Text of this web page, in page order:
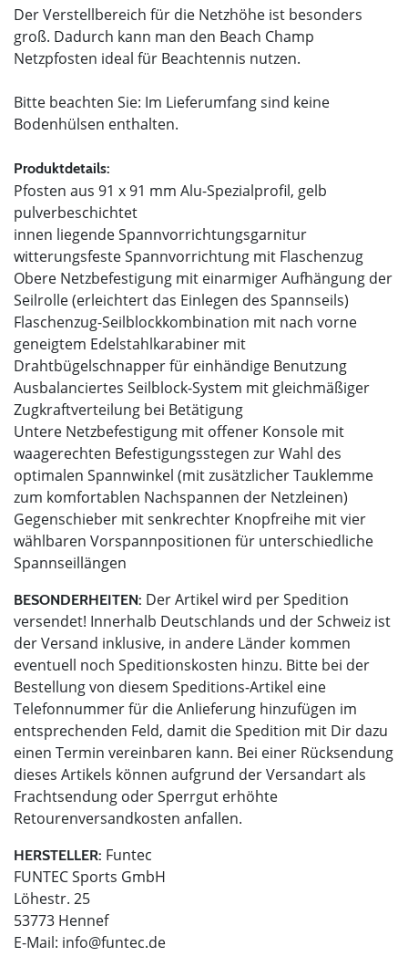
Der Verstellbereich für die Netzhöhe ist besonders
groß. Dadurch kann man den Beach Champ
Netzpfosten ideal für Beachtennis nutzen.
Bitte beachten Sie: Im Lieferumfang sind keine
Bodenhülsen enthalten.
Produktdetails:
Pfosten aus 91 x 91 mm Alu-Spezialprofil, gelb
pulverbeschichtet
innen liegende Spannvorrichtungsgarnitur
witterungsfeste Spannvorrichtung mit Flaschenzug
Obere Netzbefestigung mit einarmiger Aufhängung der
Seilrolle (erleichtert das Einlegen des Spannseils)
Flaschenzug-Seilblockkombination mit nach vorne
geneigtem Edelstahlkarabiner mit
Drahtbügelschnapper für einhändige Benutzung
Ausbalanciertes Seilblock-System mit gleichmäßiger
Zugkraftverteilung bei Betätigung
Untere Netzbefestigung mit offener Konsole mit
waagerechten Befestigungsstegen zur Wahl des
optimalen Spannwinkel (mit zusätzlicher Tauklemme
zum komfortablen Nachspannen der Netzleinen)
Gegenschieber mit senkrechter Knopfreihe mit vier
wählbaren Vorspannpositionen für unterschiedliche
Spannseillängen
BESONDERHEITEN: Der Artikel wird per Spedition
versendet! Innerhalb Deutschlands und der Schweiz ist
der Versand inklusive, in andere Länder kommen
eventuell noch Speditionskosten hinzu. Bitte bei der
Bestellung von diesem Speditions-Artikel eine
Telefonnummer für die Anlieferung hinzufügen im
entsprechenden Feld, damit die Spedition mit Dir dazu
einen Termin vereinbaren kann. Bei einer Rücksendung
dieses Artikels können aufgrund der Versandart als
Frachtsendung oder Sperrgut erhöhte
Retourenversandkosten anfallen.
HERSTELLER: Funtec
FUNTEC Sports GmbH
Löhestr. 25
53773 Hennef
E-Mail: info@funtec.de